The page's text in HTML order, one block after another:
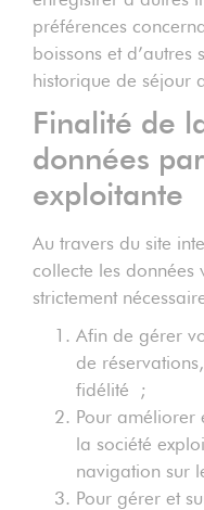
préférences
boissons et d’autres
historique de séjour
Finalité de
données
exploitante
Au travers du site
collecte les données
strictement
Afin de gérer
de
fidélité ;
Pour améliorer
la société
navigation sur
Pour gérer et